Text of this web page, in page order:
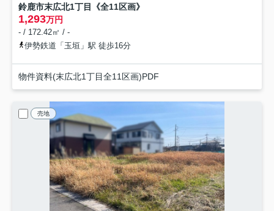
鈴鹿市末広北1丁目《全11区画》
1,293万円
- / 172.42㎡ / -
伊勢鉄道「玉垣」駅 徒歩16分
物件資料(末広北1丁目全11区画)PDF
売地